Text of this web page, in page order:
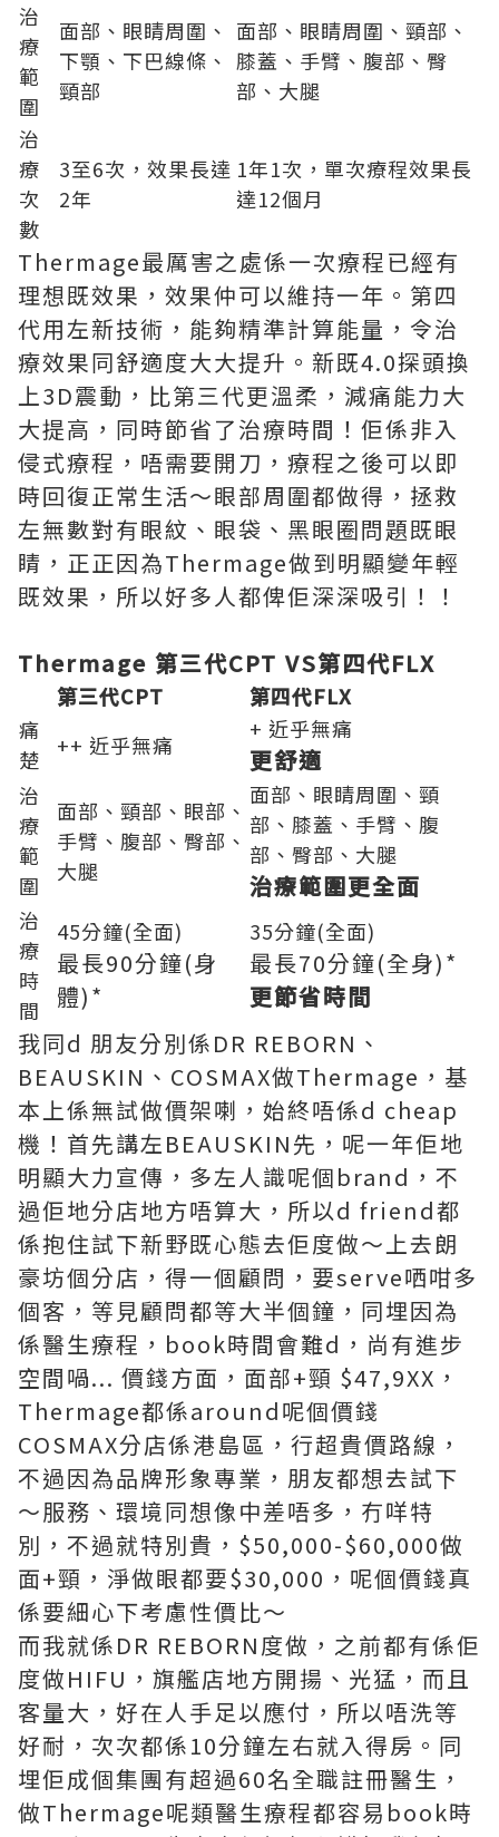
治
療
範
圍
面部、眼睛周圍、
下顎、下巴線條、
頸部
面部、眼睛周圍、頸部、
膝蓋、手臂、腹部、臀
部、大腿
治
療
次
數
3至6次，效果長達
2年
1年1次，單次療程效果長
達12個月
Thermage最厲害之處係一次療程已經有
理想既效果，效果仲可以維持一年。第四
代用左新技術，能夠精準計算能量，令治
療效果同舒適度大大提升。新既4.0探頭換
上3D震動，比第三代更溫柔，減痛能力大
大提高，同時節省了治療時間！佢係非入
侵式療程，唔需要開刀，療程之後可以即
時回復正常生活～眼部周圍都做得，拯救
左無數對有眼紋、眼袋、黑眼圈問題既眼
睛，正正因為Thermage做到明顯變年輕
既效果，所以好多人都俾佢深深吸引！！
Thermage 第三代CPT VS第四代FLX
第三代CPT 第四代FLX
痛
楚
++ 近乎無痛
+ 近乎無痛
更舒適
治
療
範
圍
面部、頸部、眼部、
手臂、腹部、臀部、
大腿
面部、眼睛周圍、頸
部、膝蓋、手臂、腹
部、臀部、大腿
治療範圍更全面
治
療
時
間
45分鐘(全面)
最長90分鐘(身
體)*
35分鐘(全面)
最長70分鐘(全身)*
更節省時間
我同d 朋友分別係DR REBORN、
BEAUSKIN、COSMAX做Thermage，基
本上係無試做價架喇，始終唔係d cheap
機！首先講左BEAUSKIN先，呢一年佢地
明顯大力宣傳，多左人識呢個brand，不
過佢地分店地方唔算大，所以d friend都
係抱住試下新野既心態去佢度做～上去朗
豪坊個分店，得一個顧問，要serve哂咁多
個客，等見顧問都等大半個鐘，同埋因為
係醫生療程，book時間會難d，尚有進步
空間喎... 價錢方面，面部+頸 $47,9XX，
Thermage都係around呢個價錢
COSMAX分店係港島區，行超貴價路線，
不過因為品牌形象專業，朋友都想去試下
～服務、環境同想像中差唔多，冇咩特
別，不過就特別貴，$50,000-$60,000做
面+頸，淨做眼都要$30,000，呢個價錢真
係要細心下考慮性價比～
而我就係DR REBORN度做，之前都有係佢
度做HIFU，旗艦店地方開揚、光猛，而且
客量大，好在人手足以應付，所以唔洗等
好耐，次次都係10分鐘左右就入得房。同
埋佢成個集團有超過60名全職註冊醫生，
做Thermage呢類醫生療程都容易book時